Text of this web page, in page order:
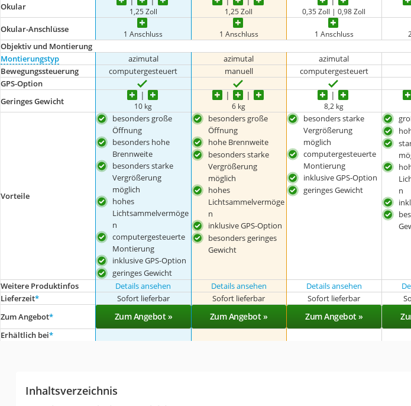
Okular 1,25 Zoll 1,25 Zoll 0,35 Zoll | 0,98 Zoll
Okular-Anschlüsse 1 Anschluss 1 Anschluss 1 Anschluss
Objektiv und Montierung
Montierungstyp
azimutal azimutal azimutal
Bewegungssteuerung
computergesteuert manuell computergesteuert
GPS-Option
Geringes Gewicht
10 kg 6 kg 8,2 kg
Vorteile
besonders große
Öffnung
besonders hohe
Brennweite
besonders starke
Vergrößerung
möglich
hohes
Lichtsammelvermöge
n
computergesteuerte
Montierung
inklusive GPS-Option
geringes Gewicht
besonders große
Öffnung
hohe Brennweite
besonders starke
Vergrößerung
möglich
hohes
Lichtsammelvermöge
n
inklusive GPS-Option
besonders geringes
Gewicht
besonders starke
Vergrößerung
möglich
computergesteuerte
Montierung
inklusive GPS-Option
geringes Gewicht
n
Weitere Produktinfos Details ansehen Details ansehen Details ansehen
Lieferzeit* Sofort lieferbar Sofort lieferbar Sofort lieferbar
Zum Angebot* Zum Angebot » Zum Angebot » Zum Angebot »
Erhältlich bei*
Inhaltsverzeichnis